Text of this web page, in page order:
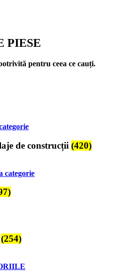
PIESE
pentru ceea ce cauți.
de construcții (420)
(254)